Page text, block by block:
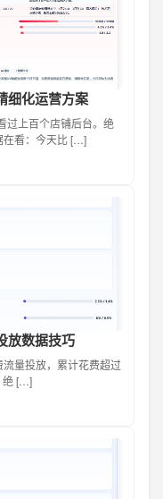
细化运营方案
过上百个店铺后台。绝
在看：今天比 […]
放数据技巧
量投放，累计花费超过
绝 […]